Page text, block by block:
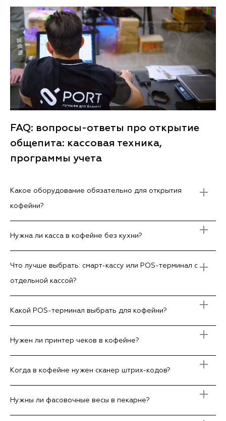
FAQ: вопросы-ответы про открытие
общепита: кассовая техника,
программы учета
Какое оборудование обязательно для открытия
кофейни?
Нужна ли касса в кофейне без кухни?
Что лучше выбрать: смарт-кассу или POS-терминал с
отдельной кассой?
Какой POS-терминал выбрать для кофейни?
Нужен ли принтер чеков в кофейне?
Когда в кофейне нужен сканер штрих-кодов?
Нужны ли фасовочные весы в пекарне?